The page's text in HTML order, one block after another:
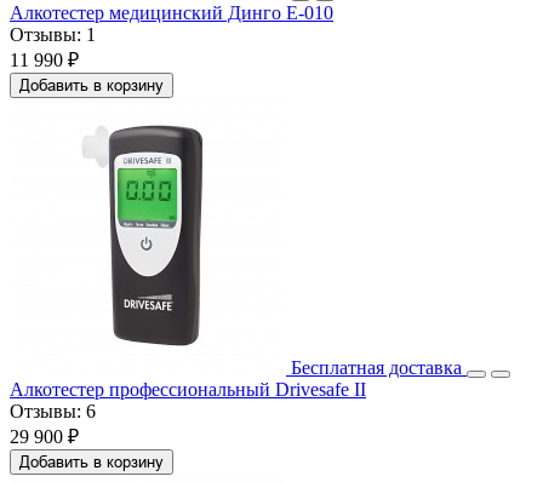
Алкотестер медицинский Динго Е-010
Отзывы: 1
11 990 ₽
Добавить в корзину
Бесплатная доставка
Алкотестер профессиональный Drivesafe II
Отзывы: 6
29 900 ₽
Добавить в корзину